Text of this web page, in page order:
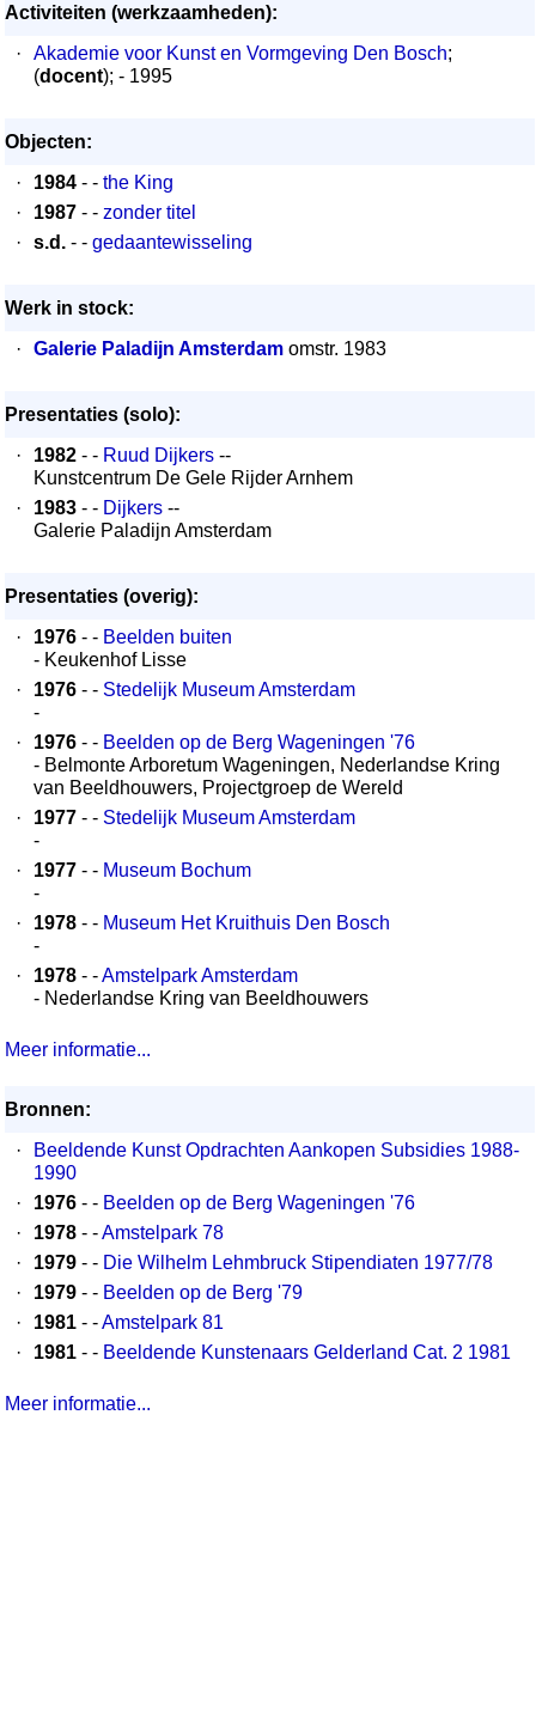
Activiteiten (werkzaamheden):
·
Akademie voor Kunst en Vormgeving Den Bosch;
(docent); - 1995
Objecten:
·
1984 - - the King
·
1987 - - zonder titel
·
s.d. - - gedaantewisseling
Werk in stock:
·
Galerie Paladijn Amsterdam omstr. 1983
Presentaties (solo):
·
1982 - - Ruud Dijkers --
Kunstcentrum De Gele Rijder Arnhem
·
1983 - - Dijkers --
Galerie Paladijn Amsterdam
Presentaties (overig):
·
1976 - - Beelden buiten
- Keukenhof Lisse
·
1976 - - Stedelijk Museum Amsterdam
-
·
1976 - - Beelden op de Berg Wageningen '76
- Belmonte Arboretum Wageningen, Nederlandse Kring
van Beeldhouwers, Projectgroep de Wereld
·
1977 - - Stedelijk Museum Amsterdam
-
·
1977 - - Museum Bochum
-
·
1978 - - Museum Het Kruithuis Den Bosch
-
·
1978 - -Amstelpark Amsterdam
- Nederlandse Kring van Beeldhouwers
Meer informatie...
Bronnen:
·
Beeldende Kunst Opdrachten Aankopen Subsidies 1988-
1990
·
1976 - - Beelden op de Berg Wageningen '76
·
1978 - -Amstelpark 78
·
1979 - - Die Wilhelm Lehmbruck Stipendiaten 1977/78
·
1979 - - Beelden op de Berg '79
·
1981 - -Amstelpark 81
·
1981 - - Beeldende Kunstenaars Gelderland Cat. 2 1981
Meer informatie...